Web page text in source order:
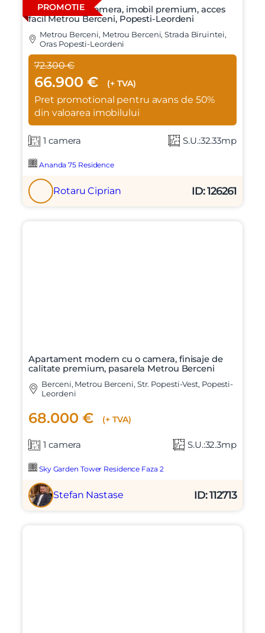
PROMOTIE
Locuinta cu o camera, imobil premium, acces
facil Metrou Berceni, Popesti-Leordeni
Metrou Berceni, Metrou Berceni, Strada Biruintei,
Oras Popesti-Leordeni
72.300 €
66.900 € (+ TVA)
Pret promotional pentru avans de 50%
din valoarea imobilului
1 camera S.U.:32.33mp
Ananda 75 Residence
Rotaru Ciprian ID: 126261
Apartament modern cu o camera, finisaje de
calitate premium, pasarela Metrou Berceni
Berceni, Metrou Berceni, Str. Popesti-Vest, Popesti-
Leordeni
68.000 € (+ TVA)
1 camera S.U.:32.3mp
Sky Garden Tower Residence Faza 2
Stefan Nastase ID: 112713
Vreau sa fiu contactat